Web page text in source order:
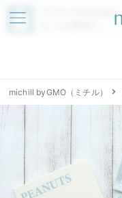
アプリでmichillが
michill byGMO（ミチル）